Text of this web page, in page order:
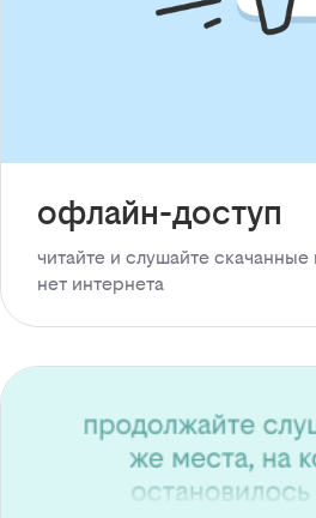
офлайн-доступ
читайте и слушайте
нет интернета